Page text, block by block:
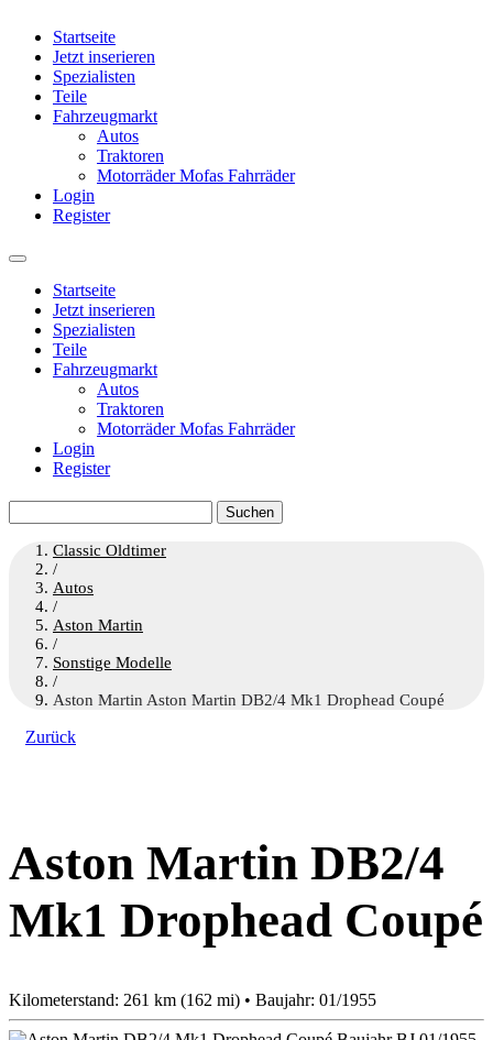
Startseite
Jetzt inserieren
Spezialisten
Teile
Fahrzeugmarkt
Autos
Traktoren
Motorräder Mofas Fahrräder
Login
Register
Startseite
Jetzt inserieren
Spezialisten
Teile
Fahrzeugmarkt
Autos
Traktoren
Motorräder Mofas Fahrräder
Login
Register
nach:
Classic Oldtimer
/
Autos
/
Aston Martin
/
Sonstige Modelle
/
Aston Martin Aston Martin DB2/4 Mk1 Drophead Coupé
Zurück
Aston Martin DB2/4
Mk1 Drophead Coupé
Kilometerstand: 261 km (162 mi) • Baujahr: 01/1955